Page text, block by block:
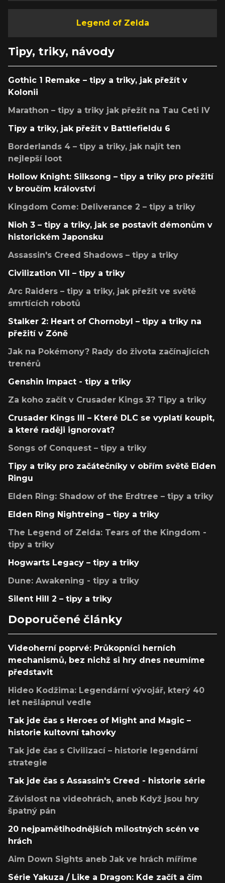
Legend of Zelda
Tipy, triky, návody
Gothic 1 Remake – tipy a triky, jak přežít v
Kolonii
Marathon – tipy a triky jak přežít na Tau Ceti IV
Tipy a triky, jak přežít v Battlefieldu 6
Borderlands 4 – tipy a triky, jak najít ten
nejlepší loot
Hollow Knight: Silksong – tipy a triky pro přežití
v broučím království
Kingdom Come: Deliverance 2 – tipy a triky
Nioh 3 – tipy a triky, jak se postavit démonům v
historickém Japonsku
Assassin's Creed Shadows – tipy a triky
Civilization VII – tipy a triky
Arc Raiders – tipy a triky, jak přežít ve světě
smrtících robotů
Stalker 2: Heart of Chornobyl – tipy a triky na
přežití v Zóně
Jak na Pokémony? Rady do života začínajících
trenérů
Genshin Impact - tipy a triky
Za koho začít v Crusader Kings 3? Tipy a triky
Crusader Kings III – Které DLC se vyplatí koupit,
a které raději ignorovat?
Songs of Conquest – tipy a triky
Tipy a triky pro začátečníky v obřím světě Elden
Ringu
Elden Ring: Shadow of the Erdtree – tipy a triky
Elden Ring Nightreing – tipy a triky
The Legend of Zelda: Tears of the Kingdom -
tipy a triky
Hogwarts Legacy – tipy a triky
Dune: Awakening - tipy a triky
Silent Hill 2 – tipy a triky
Doporučené články
Videoherní poprvé: Průkopníci herních
mechanismů, bez nichž si hry dnes neumíme
představit
Hideo Kodžima: Legendární vývojář, který 40
let nešlápnul vedle
Tak jde čas s Heroes of Might and Magic –
historie kultovní tahovky
Tak jde čas s Civilizací – historie legendární
strategie
Tak jde čas s Assassin's Creed - historie série
Závislost na videohrách, aneb Když jsou hry
špatný pán
20 nejpamětihodnějších milostných scén ve
hrách
Aim Down Sights aneb Jak ve hrách míříme
Série Yakuza / Like a Dragon: Kde začít a čím